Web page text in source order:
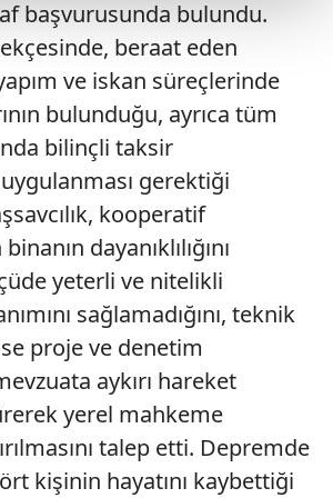
bu çerezlere izin vermedikleri
hedefli reklamlar
sunabilmek için İnternet
ve üçüncü kişilere ait çerezler
çerezler vasıtasıyla çeşitli kişisel
olup gerekli olan çerezler bilgi
sunulması amacıyla
çerezler, sitemizin daha işlevsel
ve sizlere yönelik
yapılması, amaçlarıyla
dahilinde kullanılacaktır.
aşağıda yer alan panel
Çerezlere ilişkin detaylı bilgi
tıklayabilir,Çerez Bilgilendirme
başvurusunda bulundu.
beraat eden
ve iskan süreçlerinde
bulunduğu, ayrıca tüm
bilinçli taksir
gerektiği
kooperatif
dayanıklılığını
yeterli ve nitelikli
sağlamadığını, teknik
proje ve denetim
aykırı hareket
yerel mahkeme
talep etti. Depremde
kişinin hayatını kaybettiği